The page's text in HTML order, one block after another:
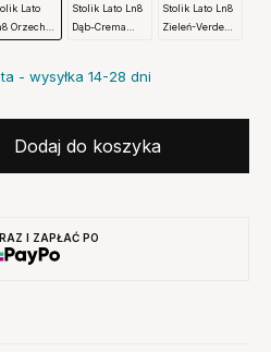
Lato
Orzech-
Stolik Lato Ln8
Dąb-Crema
Stolik Lato Ln8
Zieleń-Verde
- wysyłka 14-28 dni
Dodaj do koszyka
I ZAPŁAĆ PO